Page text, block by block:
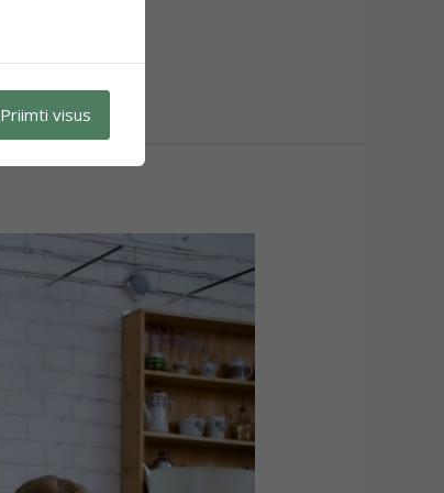
Priimti visus